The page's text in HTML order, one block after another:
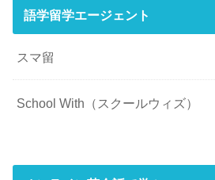
語学留学エージェント
スマ留
School With（スクールウィズ）